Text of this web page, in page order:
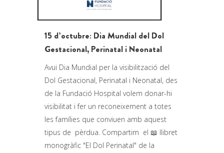
15 d’octubre: Dia Mundial del Dol
Gestacional, Perinatal i Neonatal
Avui Dia Mundial per la visibilització del
Dol Gestacional, Perinatal i Neonatal, des
de la Fundació Hospital volem donar-hi
visibilitat i fer un reconeixement a totes
les famílies que conviuen amb aquest
tipus de pèrdua. Compartim el 📖 llibret
monogràfic "El Dol Perinatal" de la